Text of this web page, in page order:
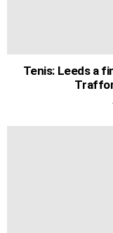
Tenis: Leeds a